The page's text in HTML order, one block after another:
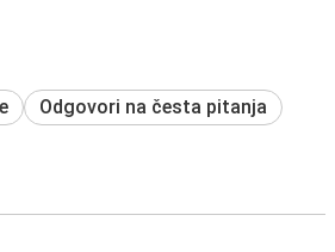
Odgovori na česta pitanja